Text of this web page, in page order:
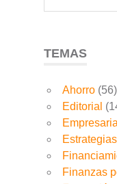
TEMAS
Ahorro (56)
Editorial
Empresarial
Estrategias
Finanzas